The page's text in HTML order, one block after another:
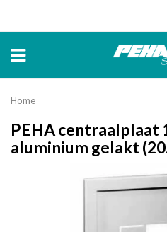
Home
PEHA centraalplaat
aluminium gelakt